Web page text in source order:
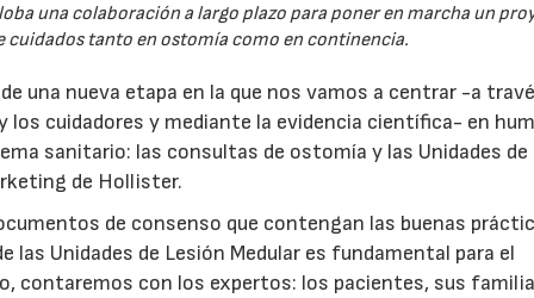
una colaboración a largo plazo para poner en marcha un
cuidados tanto en ostomía como en continencia.
una nueva etapa en la que nos vamos a centrar -a
cuidadores y mediante la evidencia científica- en
sanitario: las consultas de ostomía y las Unidades de
de Hollister.
de consenso que contengan las buenas
Unidades de Lesión Medular es fundamental para el
contaremos con los expertos: los pacientes, sus